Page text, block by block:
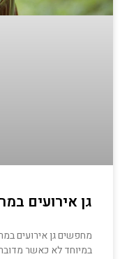
גן אירועים
מחפשים גן אירועים
במיוחד לא כאשר